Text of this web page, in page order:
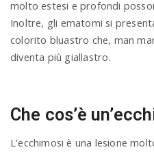
molto estesi e profondi
Inoltre, gli ematomi si
colorito bluastro che, man
diventa più giallastro.
Che cos’è
L’ecchimosi è una lesione